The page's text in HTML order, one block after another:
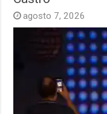
agosto 7, 2026